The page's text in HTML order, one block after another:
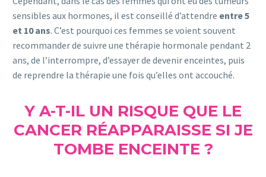
sensibles aux hormones, il est conseillé d’attendre entre 5
et 10 ans. C’est pourquoi ces femmes se voient souvent
recommander de suivre une thérapie hormonale pendant 2
ans, de l’interrompre, d’essayer de devenir enceintes, puis
de reprendre la thérapie une fois qu’elles ont accouché.
Y A-T-IL UN RISQUE QUE LE
CANCER RÉAPPARAISSE SI JE
TOMBE ENCEINTE ?